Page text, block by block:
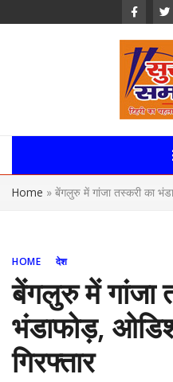
Home » बेंगलुरु में गांजा तस्करी का
HOME देश
बेंगलुरु में गांजा
भंडाफोड़,
गिरफ्तार